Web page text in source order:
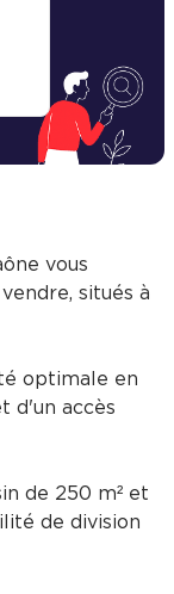
vous
situés à
optimale en
d'un accès
de 250 m² et
de division